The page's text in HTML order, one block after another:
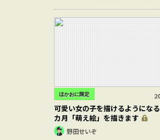
ほかおに限定
可愛い女の子を描けるようにな
カ月「萌え絵」を描きます
野田せいぞ